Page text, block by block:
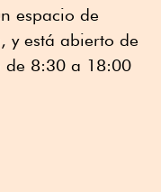
espacio de
y está abierto de
de 8:30 a 18:00